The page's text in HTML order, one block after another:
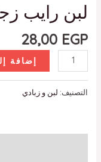
لبن رايب
28,00 EGP
إضافة
التصنيف: لبن و زبادي